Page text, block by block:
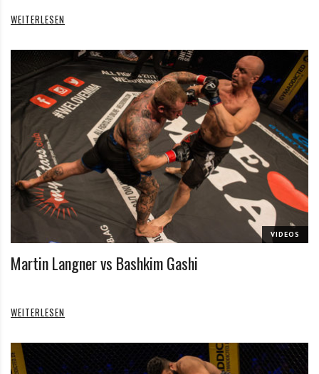
WEITERLESEN
VIDEOS
Martin Langner vs Bashkim Gashi
WEITERLESEN